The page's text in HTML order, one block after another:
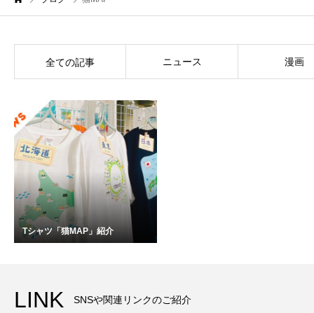
全ての記事 ニュース 漫画
Tシャツ「猫MAP」紹介
LINK SNSや関連リンクのご紹介